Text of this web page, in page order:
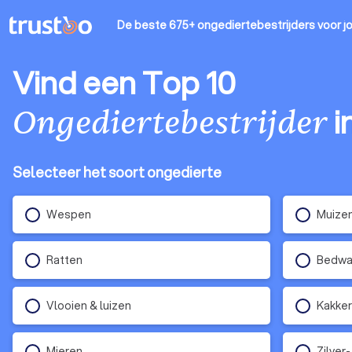
De beste 675+ ongediertebestrijdersvoor
Vind een Top 10
Ongediertebestrijder
Selecteer het soort ongedierte
Wespen
Ratten
Vlooien & luizen